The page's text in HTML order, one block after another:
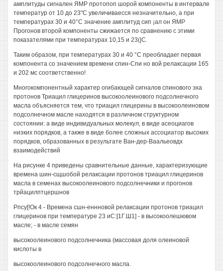
амплитуды сигнален ЯМР протопоп шорой компоненты в интервале
температур от 10 до 23"С увеличиваесся незначительно, а при
температурах 30 и 40°С значение амплитуд сип ¡ал он ЯМР
Прогонов второй компоненты сжижается по сравнению с этими
показателями при температурах 10,15 и 23(|С.
Таким образом, при температурах 30 и 40 °С преобладаег первая
компонента со значением времени спин-Спи но вой релаксации 165
и 202 мс соответственно!
Многокомпонентный характер огибающей сигналов спинового эха
протонов Триацил глицеринов высокоолеинового подсолнечного
масла объясняется тем, что триацил глицерины в высокоолеиновом
подсолнечном масле находятся в различном структурном
состоянии: а виде индивидуальных молекул, в виде асеоциагов
низких порядков, а также в виде более сложных ассоциатор высоких
порядков, образованных в результате Ван-дер-Ваальеовдх
взаимодействий
На рисунке 4 приведены сравнительные данные, характеризующие
времена шин-сщшобой релаксации протонов триацил глицеринов
масла в семенах высокоолеинового подсолнечники и прогонов
трйацилптцершнов
Рпсу[!Ок 4 - Времена сшн-еннновой релаксации протонов триацил
глицеринов при температуре 23 иС:[1Г.Ш1] - в высокоолешювом
масле; - в масле семян
высокоолеинового подсолнечника (массовая доля олеиновой
кислоты в
высокоолеинового подсолнечного масла.